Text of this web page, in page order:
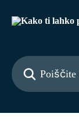
Poiščite članke ...